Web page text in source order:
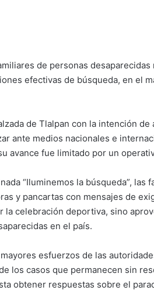
de personas
efectivas de búsqueda, en el
de Tlalpan con la intención
ante medios nacionales e
avance fue limitado por un
“Iluminemos la búsqueda”,
y pancartas con mensajes de
la celebración deportiva, sino
en el país.
esfuerzos de las
los casos que permanecen sin
obtener respuestas sobre el